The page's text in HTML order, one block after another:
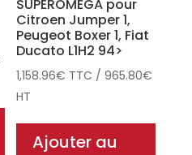
SUPEROMEGA pour
Citroen Jumper 1,
Peugeot Boxer 1, Fiat
Ducato L1H2 94>
1,158.96€ TTC /965.80€
HT
Ajouter au